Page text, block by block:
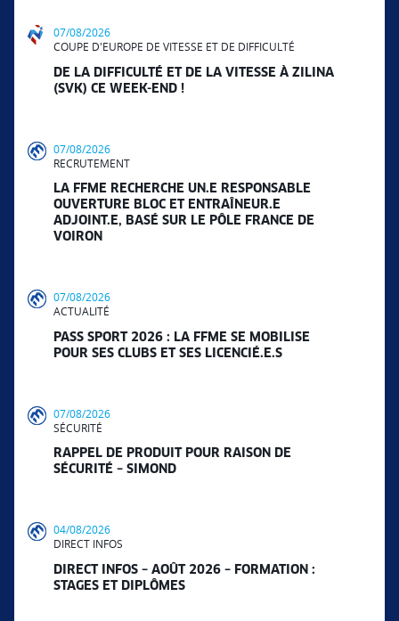
07/08/2026
COUPE D'EUROPE DE VITESSE ET DE DIFFICULTÉ
DE LA DIFFICULTÉ ET DE LA VITESSE À ZILINA
(SVK) CE WEEK-END !
07/08/2026
RECRUTEMENT
LA FFME RECHERCHE UN.E RESPONSABLE
OUVERTURE BLOC ET ENTRAÎNEUR.E
ADJOINT.E, BASÉ SUR LE PÔLE FRANCE DE
VOIRON
07/08/2026
ACTUALITÉ
PASS SPORT 2026 : LA FFME SE MOBILISE
POUR SES CLUBS ET SES LICENCIÉ.E.S
07/08/2026
SÉCURITÉ
RAPPEL DE PRODUIT POUR RAISON DE
SÉCURITÉ – SIMOND
04/08/2026
DIRECT INFOS
DIRECT INFOS – AOÛT 2026 – FORMATION :
STAGES ET DIPLÔMES